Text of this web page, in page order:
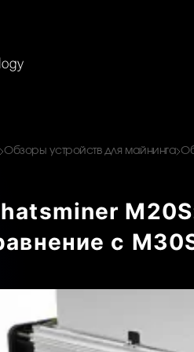
Обзоры устройств для майнинга
с